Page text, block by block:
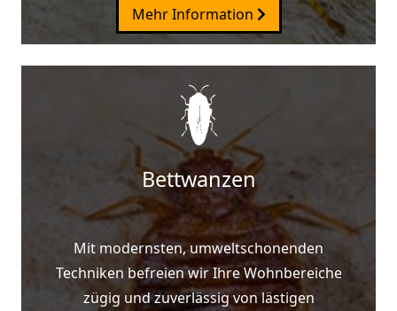
Mehr Information
Bettwanzen
Mit modernsten, umweltschonenden
Techniken befreien wir Ihre Wohnbereiche
zügig und zuverlässig von lästigen